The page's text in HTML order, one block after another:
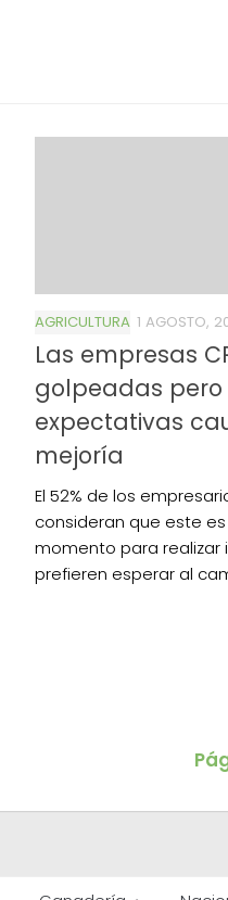
AGRICULTURA 1 AGOSTO,
Las empresas
golpeadas pero
expectativas
mejoría
El 52% de los
consideran que este
momento para realizar
prefieren esperar al